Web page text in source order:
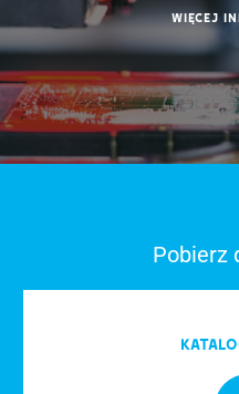
WIĘCEJ
Pobierz